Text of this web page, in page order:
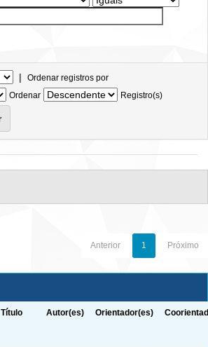
| Ordenar registros por
Ordenar
Registro(s)
Anterior 1 Próximo
Título Autor(es) Orientador(es)